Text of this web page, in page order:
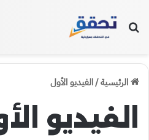
بحث عن
الرئيسية/الفيديو الأول
الفيديو